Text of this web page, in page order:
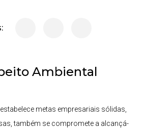
Ambiental
metas empresariais sólidas,
também se compromete a alcançá-